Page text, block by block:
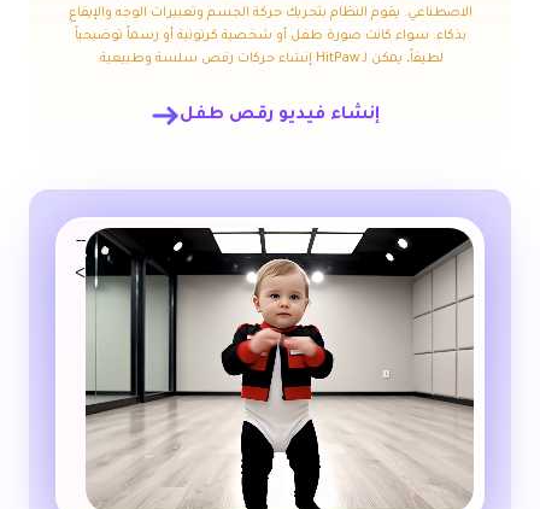
الاصطناعي. يقوم النظام بتحريك حركة الجسم وتعبيرات الوجه والإيقاع
بذكاء. سواء كانت صورة طفل أو شخصية كرتونية أو رسماً توضيحياً
لطيفاً، يمكن لـ HitPaw إنشاء حركات رقص سلسة وطبيعية.
إنشاء فيديو رقص طفل
--
>